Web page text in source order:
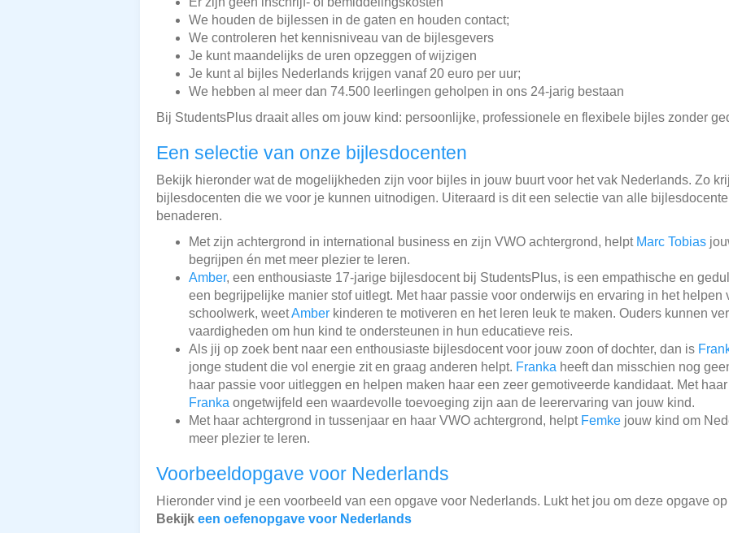
We houden de bijlessen in de gaten en houden contact;
We controleren het kennisniveau van de bijlesgevers
Je kunt maandelijks de uren opzeggen of wijzigen
Je kunt al bijles Nederlands krijgen vanaf 20 euro per uur;
We hebben al meer dan 74.500 leerlingen geholpen in ons 24-jarig bestaan
Bij StudentsPlus draait alles om jouw kind: persoonlijke, professionele en flexibele bijles zonder
Een selectie van onze bijlesdocenten
Bekijk hieronder wat de mogelijkheden zijn voor bijles in jouw buurt voor het vak Nederlands. Zo
bijlesdocenten die we voor je kunnen uitnodigen. Uiteraard is dit een selectie van alle
benaderen.
Met zijn achtergrond in international business en zijn VWO achtergrond, helpt Marc Tobias
begrijpen én met meer plezier te leren.
Amber, een enthousiaste 17-jarige bijlesdocent bij StudentsPlus, is een empathische en
een begrijpelijke manier stof uitlegt. Met haar passie voor onderwijs en ervaring in het helpen
schoolwerk, weetAmber kinderen te motiveren en het leren leuk te maken. Ouders kunnen
vaardigheden om hun kind te ondersteunen in hun educatieve reis.
Als jij op zoek bent naar een enthousiaste bijlesdocent voor jouw zoon of dochter, dan is
jonge student die vol energie zit en graag anderen helpt. Franka heeft dan misschien nog
haar passie voor uitleggen en helpen maken haar een zeer gemotiveerde kandidaat. Met
Franka ongetwijfeld een waardevolle toevoeging zijn aan de leerervaring van jouw kind.
Met haar achtergrond in tussenjaar en haar VWO achtergrond, helpt Femke jouw kind om
meer plezier te leren.
Voorbeeldopgave voor Nederlands
Hieronder vind je een voorbeeld van een opgave voor Nederlands. Lukt het jou om deze opgave
Bekijk een oefenopgave voor Nederlands